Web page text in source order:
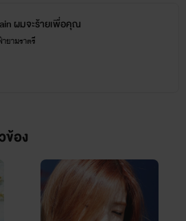
ผมจะร้ายเพื่อคุณ
ยามราตรี
ข้อง